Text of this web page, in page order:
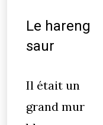
Le hareng
saur
Il était un
grand mur